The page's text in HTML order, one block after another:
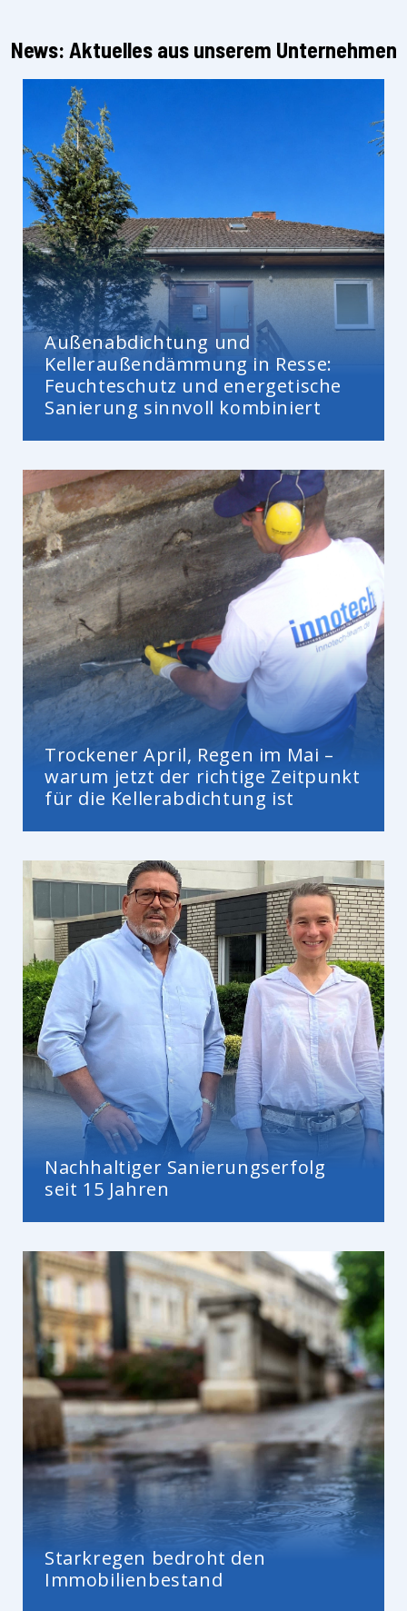
News: Aktuelles aus unserem Unternehmen
Außenabdichtung und
Kelleraußendämmung in Resse:
Feuchteschutz und energetische
Sanierung sinnvoll kombiniert
Trockener April, Regen im Mai –
warum jetzt der richtige Zeitpunkt
für die Kellerabdichtung ist
Nachhaltiger Sanierungserfolg
seit 15 Jahren
Starkregen bedroht den
Immobilienbestand